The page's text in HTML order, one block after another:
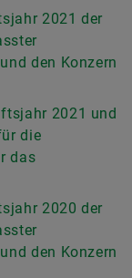
2021 der
den Konzern
2021 und
die
das
2020 der
den Konzern